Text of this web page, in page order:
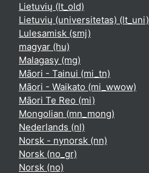
Lietuvių ‎(lt_old)‎
Lietuvių (universitetas) ‎(lt_uni)‎
Lulesamisk ‎(smj)‎
magyar ‎(hu)‎
Malagasy ‎(mg)‎
Māori - Tainui ‎(mi_tn)‎
Māori - Waikato ‎(mi_wwow)‎
Māori Te Reo ‎(mi)‎
Mongolian ‎(mn_mong)‎
Nederlands ‎(nl)‎
Norsk - nynorsk ‎(nn)‎
Norsk ‎(no_gr)‎
Norsk ‎(no)‎